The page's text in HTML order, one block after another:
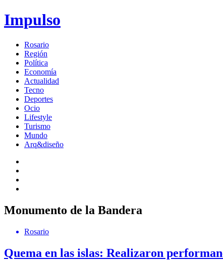
Impulso
Rosario
Región
Política
Economía
Actualidad
Tecno
Deportes
Ocio
Lifestyle
Turismo
Mundo
Arq&diseño
Monumento de la Bandera
Rosario
Quema en las islas: Realizaron